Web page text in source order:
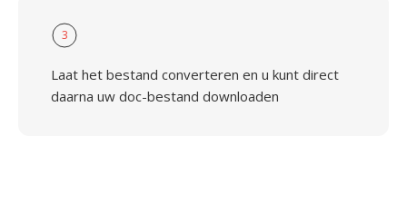
3
Laat het bestand converteren en u kunt direct
daarna uw doc-bestand downloaden